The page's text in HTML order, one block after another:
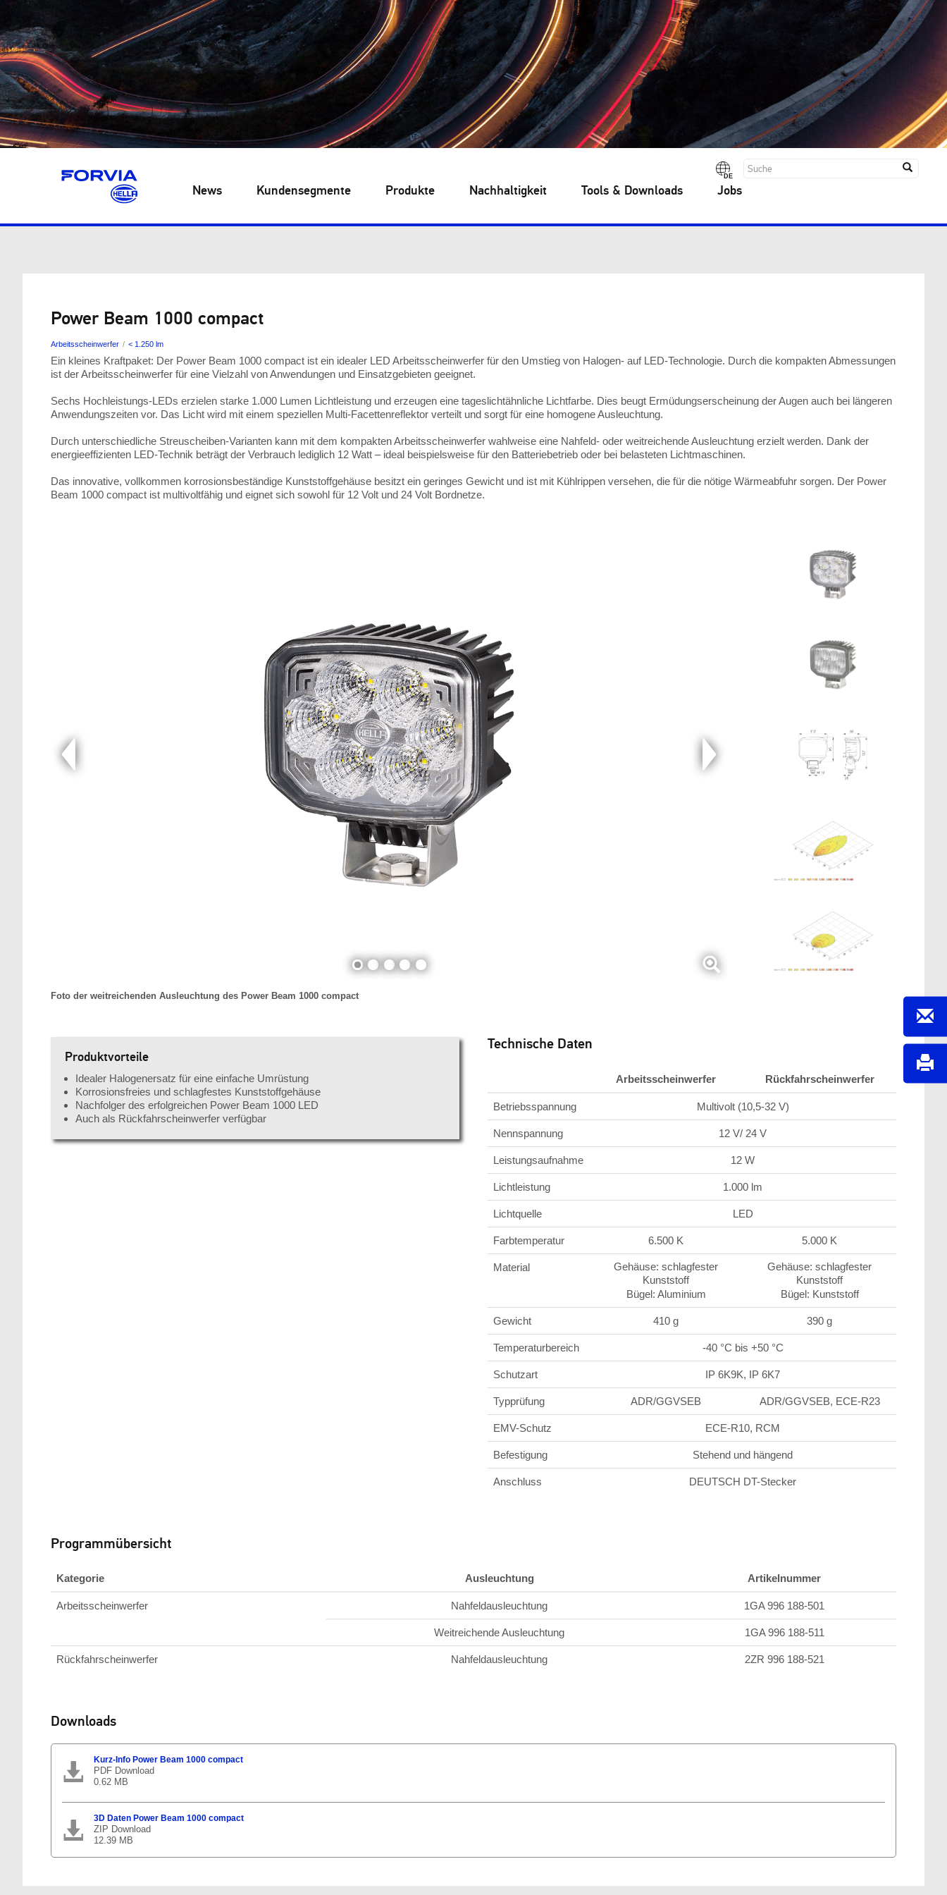
DE
News Kundensegmente Produkte Nachhaltigkeit Tools & Downloads Jobs
Power Beam 1000 compact
Arbeitsscheinwerfer < 1.250 lm
Ein kleines Kraftpaket: Der Power Beam 1000 compact ist ein idealer LED Arbeitsscheinwerfer für den Umstieg von Halogen- auf LED-Technologie. Durch die kompakten Abmessungen
ist der Arbeitsscheinwerfer für eine Vielzahl von Anwendungen und Einsatzgebieten geeignet.
Sechs Hochleistungs-LEDs erzielen starke 1.000 Lumen Lichtleistung und erzeugen eine tageslichtähnliche Lichtfarbe. Dies beugt Ermüdungserscheinung der Augen auch bei längeren
Anwendungszeiten vor. Das Licht wird mit einem speziellen Multi-Facettenreflektor verteilt und sorgt für eine homogene Ausleuchtung.
Durch unterschiedliche Streuscheiben-Varianten kann mit dem kompakten Arbeitsscheinwerfer wahlweise eine Nahfeld- oder weitreichende Ausleuchtung erzielt werden. Dank der
energieeffizienten LED-Technik beträgt der Verbrauch lediglich 12 Watt – ideal beispielsweise für den Batteriebetrieb oder bei belasteten Lichtmaschinen.
Das innovative, vollkommen korrosionsbeständige Kunststoffgehäuse besitzt ein geringes Gewicht und ist mit Kühlrippen versehen, die für die nötige Wärmeabfuhr sorgen. Der Power
Beam 1000 compact ist multivoltfähig und eignet sich sowohl für 12 Volt und 24 Volt Bordnetze.
Foto der weitreichenden Ausleuchtung des Power Beam 1000 compact
Produktvorteile
Idealer Halogenersatz für eine einfache Umrüstung
Korrosionsfreies und schlagfestes Kunststoffgehäuse
Nachfolger des erfolgreichen Power Beam 1000 LED
Auch als Rückfahrscheinwerfer verfügbar
Technische Daten
Arbeitsscheinwerfer Rückfahrscheinwerfer
Betriebsspannung Multivolt (10,5-32 V)
Nennspannung 12 V/ 24 V
Leistungsaufnahme 12 W
Lichtleistung 1.000 lm
Lichtquelle LED
Farbtemperatur 6.500 K 5.000 K
Material
Gehäuse: schlagfester
Kunststoff
Bügel: Aluminium
Gehäuse: schlagfester
Kunststoff
Bügel: Kunststoff
Gewicht 410 g 390 g
Temperaturbereich -40 °C bis +50 °C
Schutzart IP 6K9K, IP 6K7
Typprüfung ADR/GGVSEB ADR/GGVSEB, ECE-R23
EMV-Schutz ECE-R10, RCM
Befestigung Stehend und hängend
Anschluss DEUTSCH DT-Stecker
Programmübersicht
Kategorie Ausleuchtung Artikelnummer
Arbeitsscheinwerfer Nahfeldausleuchtung 1GA 996 188-501
Weitreichende Ausleuchtung 1GA 996 188-511
Rückfahrscheinwerfer Nahfeldausleuchtung 2ZR 996 188-521
Downloads
Kurz-Info Power Beam 1000 compact
PDF Download
0.62 MB
3D Daten Power Beam 1000 compact
ZIP Download
12.39 MB